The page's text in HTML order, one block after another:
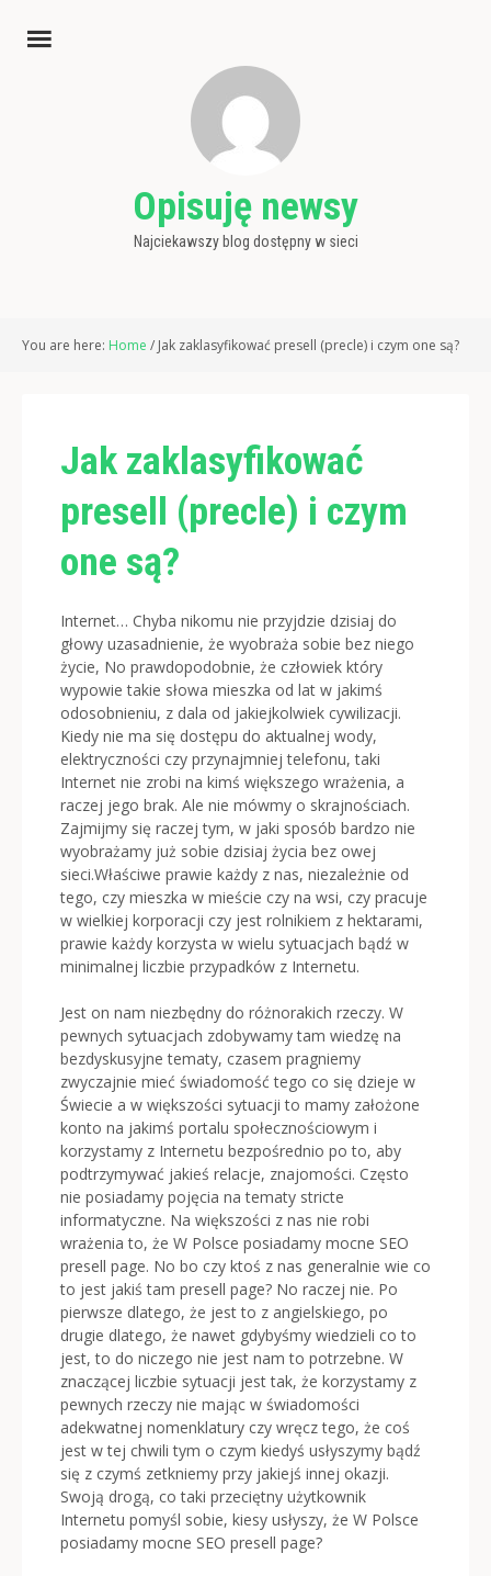
Opisuję newsy
Najciekawszy blog dostępny w sieci
You are here: Home / Jak zaklasyfikować presell (precle) i czym one są?
Jak zaklasyfikować
presell (precle) i czym
one są?
Internet… Chyba nikomu nie przyjdzie dzisiaj do
głowy uzasadnienie, że wyobraża sobie bez niego
życie, No prawdopodobnie, że człowiek który
wypowie takie słowa mieszka od lat w jakimś
odosobnieniu, z dala od jakiejkolwiek cywilizacji.
Kiedy nie ma się dostępu do aktualnej wody,
elektryczności czy przynajmniej telefonu, taki
Internet nie zrobi na kimś większego wrażenia, a
raczej jego brak. Ale nie mówmy o skrajnościach.
Zajmijmy się raczej tym, w jaki sposób bardzo nie
wyobrażamy już sobie dzisiaj życia bez owej
sieci.Właściwe prawie każdy z nas, niezależnie od
tego, czy mieszka w mieście czy na wsi, czy pracuje
w wielkiej korporacji czy jest rolnikiem z hektarami,
prawie każdy korzysta w wielu sytuacjach bądź w
minimalnej liczbie przypadków z Internetu.
Jest on nam niezbędny do różnorakich rzeczy. W
pewnych sytuacjach zdobywamy tam wiedzę na
bezdyskusyjne tematy, czasem pragniemy
zwyczajnie mieć świadomość tego co się dzieje w
Świecie a w większości sytuacji to mamy założone
konto na jakimś portalu społecznościowym i
korzystamy z Internetu bezpośrednio po to, aby
podtrzymywać jakieś relacje, znajomości. Często
nie posiadamy pojęcia na tematy stricte
informatyczne. Na większości z nas nie robi
wrażenia to, że W Polsce posiadamy mocne SEO
presell page. No bo czy ktoś z nas generalnie wie co
to jest jakiś tam presell page? No raczej nie. Po
pierwsze dlatego, że jest to z angielskiego, po
drugie dlatego, że nawet gdybyśmy wiedzieli co to
jest, to do niczego nie jest nam to potrzebne. W
znaczącej liczbie sytuacji jest tak, że korzystamy z
pewnych rzeczy nie mając w świadomości
adekwatnej nomenklatury czy wręcz tego, że coś
jest w tej chwili tym o czym kiedyś usłyszymy bądź
się z czymś zetkniemy przy jakiejś innej okazji.
Swoją drogą, co taki przeciętny użytkownik
Internetu pomyśl sobie, kiesy usłyszy, że W Polsce
posiadamy mocne SEO presell page?